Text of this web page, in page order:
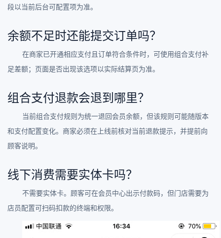
段以当前后台可配置项为准。
余额不足时还能提交订单吗？
在商家已开通相应支付且订单符合条件时，可使用组合支付补
足差额；页面是否出现该选项以实际结算页为准。
组合支付退款会退到哪里？
当前组合支付规则为统一退回会员余额，但该规则可能随版本
和支付配置变化。商家必须在上线前核对当前退款提示，并提前向
顾客说明。
线下消费需要实体卡吗？
不需要实体卡。顾客可在会员中心出示付款码，但门店需要为
店员配置可扫码扣款的终端和权限。